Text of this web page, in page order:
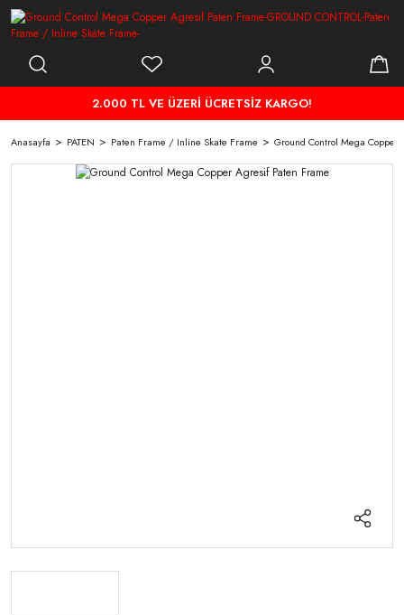
2.000 TL VE ÜZERİ ÜCRETSİZ KARGO!
Anasayfa PATEN Paten Frame / Inline Skate Frame Ground Control Mega Copper